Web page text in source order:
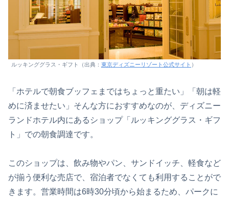
ルッキンググラス・ギフト（出典： 東京ディズニーリゾート公式サイト ）
「ホテルで朝食ブッフェまではちょっと重たい」「朝は軽
めに済ませたい」そんな方におすすめなのが、ディズニー
ランドホテル内にあるショップ「ルッキンググラス・ギフ
ト」での朝食調達です。
このショップは、飲み物やパン、サンドイッチ、軽食など
が揃う便利な売店で、宿泊者でなくても利用することがで
きます。営業時間は6時30分頃から始まるため、パークに